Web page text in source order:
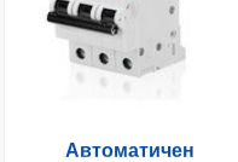
Автоматичен